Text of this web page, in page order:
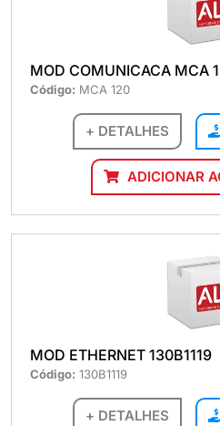
MOD COMUNICACA MCA
Código: MCA 120
+ DETALHES
ADICIONAR
MOD ETHERNET 130B1119
Código: 130B1119
+ DETALHES